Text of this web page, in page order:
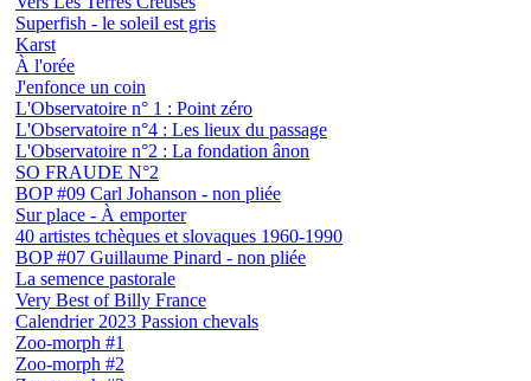
Superfish - le soleil est gris
Karst
À l'orée
J'enfonce un coin
L'Observatoire n° 1 : Point zéro
L'Observatoire n°4 : Les lieux du passage
L'Observatoire n°2 : La fondation ânon
SO FRAUDE N°2
BOP #09 Carl Johanson - non pliée
Sur place - À emporter
40 artistes tchèques et slovaques 1960-1990
BOP #07 Guillaume Pinard - non pliée
La semence pastorale
Very Best of Billy France
Calendrier 2023 Passion chevals
Zoo-morph #1
Zoo-morph #2